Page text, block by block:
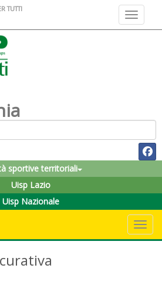
Toggle
TUTTI
sportive territoriali
Uisp Lazio
Uisp Nazionale